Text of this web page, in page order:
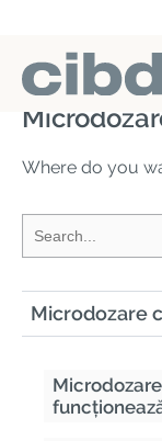
Home
Where do you
Microdozare